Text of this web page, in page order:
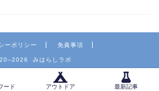
ーポリシー 免責事項
みはらしラボ
ード アウトドア 最新記事